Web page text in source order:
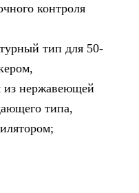
контроля
тип для 50-
из нержавеющей
типа,